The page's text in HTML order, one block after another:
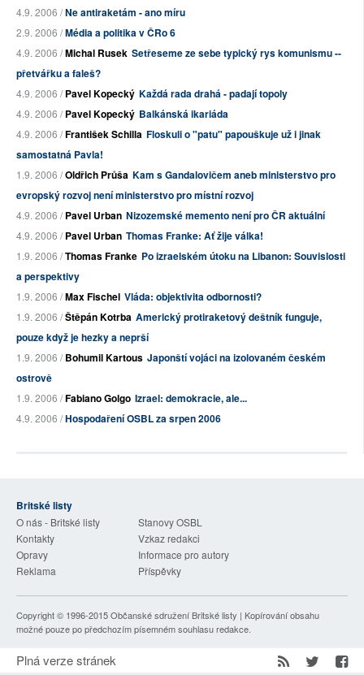
4.9. 2006 /Ne antiraketám - ano míru
2.9. 2006 /Média a politika v ČRo 6
4.9. 2006 /Michal Rusek Setřeseme ze sebe typický rys komunismu --
přetvářku a faleš?
4.9. 2006 /Pavel Kopecký Každá rada drahá - padají topoly
4.9. 2006 /Pavel Kopecký Balkánská ikariáda
4.9. 2006 /František Schilla Floskuli o "patu" papouškuje už i jinak
samostatná Pavla!
1.9. 2006 /Oldřich Průša Kam s Gandalovičem aneb ministerstvo pro
evropský rozvoj není ministerstvo pro místní rozvoj
4.9. 2006 /Pavel Urban Nizozemské memento není pro ČR aktuální
4.9. 2006 /Pavel Urban Thomas Franke: Ať žije válka!
1.9. 2006 /Thomas Franke Po izraelském útoku na Libanon: Souvislosti
a perspektivy
1.9. 2006 /Max Fischel Vláda: objektivita odbornosti?
1.9. 2006 /Štěpán Kotrba Americký protiraketový deštník funguje,
pouze když je hezky a neprší
1.9. 2006 /Bohumil Kartous Japonští vojáci na izolovaném českém
ostrově
1.9. 2006 /Fabiano Golgo Izrael: demokracie, ale...
4.9. 2006 /Hospodaření OSBL za srpen 2006
Britské listy
O nás - Britské listy
Stanovy OSBL
Kontakty
Vzkaz redakci
Opravy
Informace pro autory
Reklama
Příspěvky
Copyright © 1996-2015Občanské sdružení Britské listy | Kopírování obsahu
možné pouze po předchozím písemném souhlasu redakce.
Plná verze stránek